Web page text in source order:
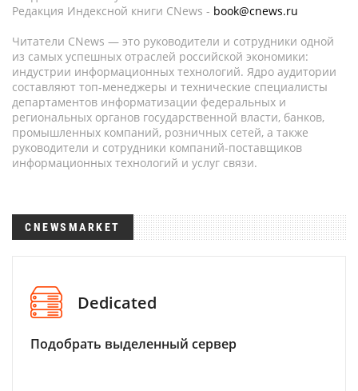
Редакция Индексной книги CNews - book@cnews.ru
Читатели CNews — это руководители и сотрудники одной
из самых успешных отраслей российской экономики:
индустрии информационных технологий. Ядро аудитории
составляют топ-менеджеры и технические специалисты
департаментов информатизации федеральных и
региональных органов государственной власти, банков,
промышленных компаний, розничных сетей, а также
руководители и сотрудники компаний-поставщиков
информационных технологий и услуг связи.
CNEWSMARKET
Dedicated
Подобрать выделенный сервер